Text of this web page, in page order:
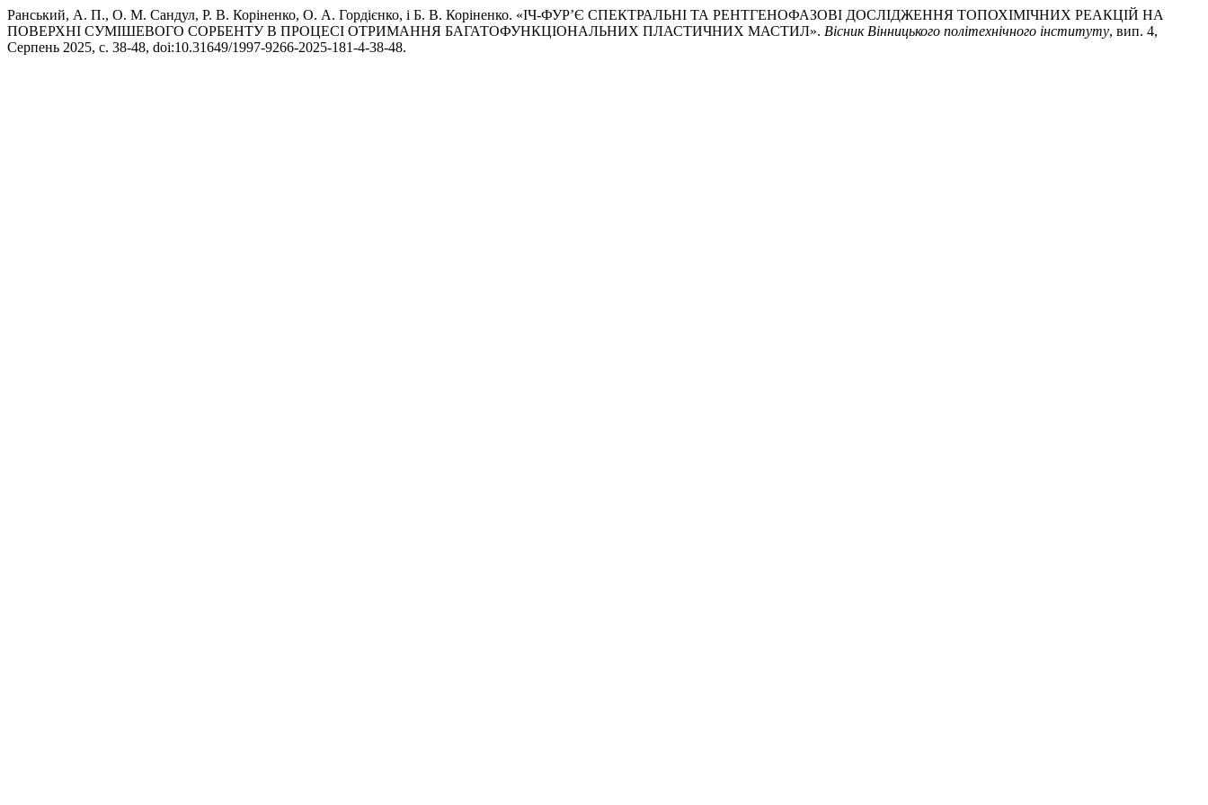
Ранський, А. П., О. М. Сандул, Р. В. Коріненко, О. А. Гордієнко, і Б. В. Коріненко. «ІЧ-ФУР’Є СПЕКТРАЛЬНІ ТА РЕНТГЕНОФАЗОВІ ДОСЛІДЖЕННЯ ТОПОХІМІЧНИХ РЕАКЦІЙ НА
ПОВЕРХНІ СУМІШЕВОГО СОРБЕНТУ В ПРОЦЕСІ ОТРИМАННЯ БАГАТОФУНКЦІОНАЛЬНИХ ПЛАСТИЧНИХ МАСТИЛ». Вісник Вінницького політехнічного інституту, вип. 4,
Серпень 2025, с. 38-48, doi:10.31649/1997-9266-2025-181-4-38-48.